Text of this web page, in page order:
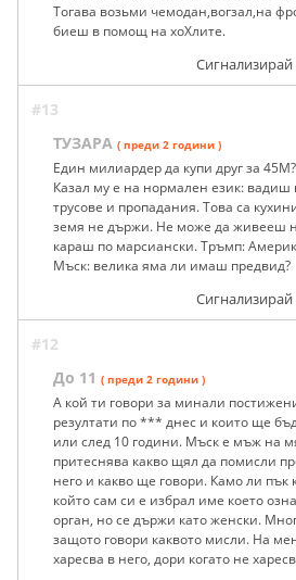
Тогава возьми чемодан,вогзал,на
биеш в помощ на хоХлите.
#13
ТУЗАРА ( преди 2 години )
Един милиардер да купи друг за
Казал му е на нормален език: вадиш
трусове и пропадания. Това са
земя не държи. Не може да живееш
караш по марсиански. Тръмп:
Мъск: велика ямa ли имаш предвид?
#12
До 11 ( преди 2 години )
А кой ти говори за минали
резултати по *** днес и които ще
или след 10 години. Мъск е мъж на
притеснява какво щял да помисли
него и какво ще говори. Камо ли пък
който сам си е избрал име което
орган, но се държи като женски.
защото говори каквото мисли. На
харесва в него, дори когато не